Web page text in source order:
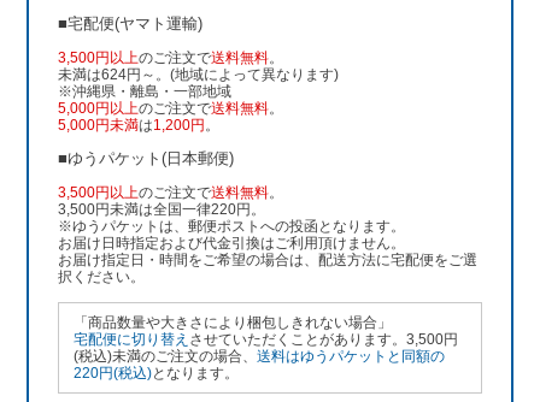
■宅配便(ヤマト運輸)
3,500円以上のご注文で送料無料。
未満は624円～。(地域によって異なります)
※沖縄県・離島・一部地域
5,000円以上のご注文で送料無料。
5,000円未満は1,200円 。
■ゆうパケット(日本郵便)
3,500円以上のご注文で送料無料。
3,500円未満は全国一律220円。
※ゆうパケットは、郵便ポストへの投函となります。
お届け日時指定および代金引換はご利用頂けません。
お届け指定日・時間をご希望の場合は、配送方法に宅配便をご選
択ください。
「商品数量や大きさにより梱包しきれない場合」
宅配便に切り替え させていただくことがあります。3,500円
(税込)未満のご注文の場合、送料はゆうパケットと同額の
220円(税込)となります。